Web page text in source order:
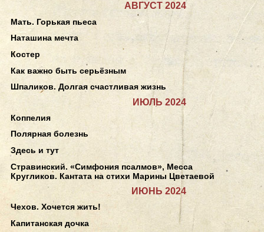
АВГУСТ 2024
Мать. Горькая пьеса
Наташина мечта
Костер
Как важно быть серьёзным
Шпаликов. Долгая счастливая жизнь
ИЮЛЬ 2024
Коппелия
Полярная болезнь
Здесь и тут
Стравинский. «Симфония псалмов», Месса
Кругликов. Кантата на стихи Марины Цветаевой
ИЮНЬ 2024
Чехов. Хочется жить!
Капитанская дочка